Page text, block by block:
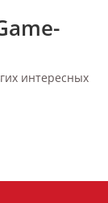
интересных